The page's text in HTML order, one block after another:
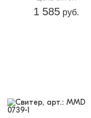
1 585 руб.